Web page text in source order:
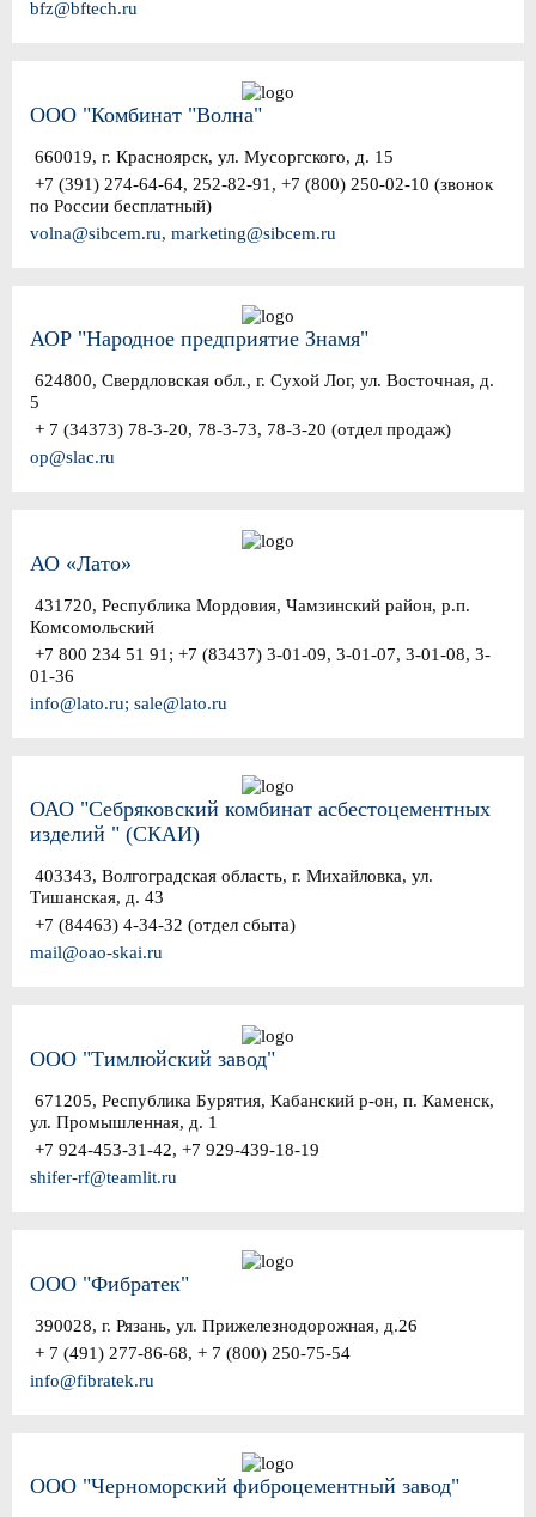
bfz@bftech.ru
ООО "Комбинат "Волна"
660019, г. Красноярск, ул. Мусоргского, д. 15
+7 (391) 274-64-64, 252-82-91, +7 (800) 250-02-10 (звонок
по России бесплатный)
volna@sibcem.ru, marketing@sibcem.ru
АОР "Народное предприятие Знамя"
624800, Свердловская обл., г. Сухой Лог, ул. Восточная, д.
5
+ 7 (34373) 78-3-20, 78-3-73, 78-3-20 (отдел продаж)
op@slac.ru
АО «Лато»
431720, Республика Мордовия, Чамзинский район, р.п.
Комсомольский
+7 800 234 51 91; +7 (83437) 3-01-09, 3-01-07, 3-01-08, 3-
01-36
info@lato.ru; sale@lato.ru
ОАО "Себряковский комбинат асбестоцементных
изделий " (СКАИ)
403343, Волгоградская область, г. Михайловка, ул.
Тишанская, д. 43
+7 (84463) 4-34-32 (отдел сбыта)
mail@oao-skai.ru
ООО "Тимлюйский завод"
671205, Республика Бурятия, Кабанский р-он, п. Каменск,
ул. Промышленная, д. 1
+7 924-453-31-42, +7 929-439-18-19
shifer-rf@teamlit.ru
ООО "Фибратек"
390028, г. Рязань, ул. Прижелезнодорожная, д.26
+ 7 (491) 277-86-68, + 7 (800) 250-75-54
info@fibratek.ru
ООО "Черноморский фиброцементный завод"